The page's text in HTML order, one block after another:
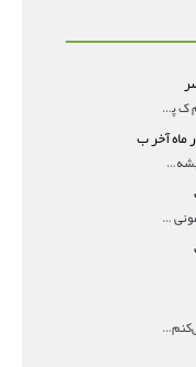
مال من ۱۶۸بود و نینی پسره تو خابم دوبار دیدم ک پسره
ماه آخر ب
سلام مگه مصرف ویتامین دی هرروز توصیه نمیشه؟درمقاله میگه
سلام برای تشخیص دقیق، چه آزمایش‌های هورمونی و چه سونوگر
سلام عزیزم من تا الان بارداری نداشتم قدام می‌کنم باردار